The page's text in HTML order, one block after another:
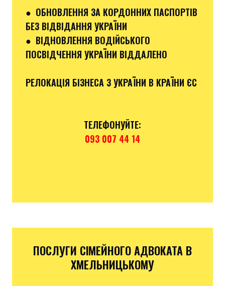
● ОБНОВЛЕННЯ ЗА КОРДОННИХ ПАСПОРТІВ
БЕЗ ВІДВІДАННЯ УКРАЇНИ
● ВІДНОВЛЕННЯ ВОДІЙСЬКОГО
ПОСВІДЧЕННЯ УКРАЇНИ ВІДДАЛЕНО
РЕЛОКАЦІЯ БІЗНЕСА З УКРАЇНИ В КРАЇНИ ЄС
ТЕЛЕФОНУЙТЕ:
093 007 44 14
ПОСЛУГИ СІМЕЙНОГО АДВОКАТА В
ХМЕЛЬНИЦЬКОМУ